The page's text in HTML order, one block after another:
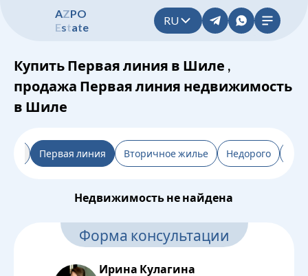
AZPO
Estate
RU
Купить Первая линия в Шиле ,
продажа Первая линия недвижимость
в Шиле
Вторичное жилье Недорого
Первая линия
Недвижимость не найдена
Форма консультации
Ирина Кулагина